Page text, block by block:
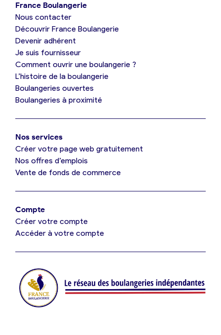
Je suis boulanger
Je découvre France Boulangerie
Mes tarifs
Je référence ma boulangerie (gratuit)
Offres d’emploi
Je suis fournisseur
Je crée mon compte
France Boulangerie
Nous contacter
Découvrir France Boulangerie
Devenir adhérent
Je suis fournisseur
Comment ouvrir une boulangerie ?
L’histoire de la boulangerie
Boulangeries ouvertes
Boulangeries à proximité
Nos services
Créer votre page web gratuitement
Nos offres d’emplois
Vente de fonds de commerce
Compte
Créer votre compte
Accéder à votre compte